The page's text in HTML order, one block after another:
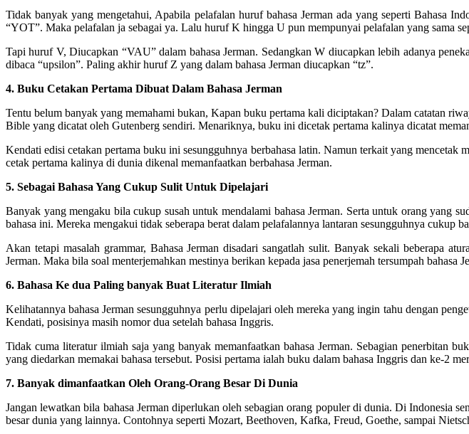
Tidak banyak yang mengetahui, Apabila pelafalan huruf bahasa Jerman ada yang seperti Bahasa
“YOT”. Maka pelafalan ja sebagai ya. Lalu huruf K hingga U pun mempunyai pelafalan yang sama
Tapi huruf V, Diucapkan “VAU” dalam bahasa Jerman. Sedangkan W diucapkan lebih adanya
dibaca “upsilon”. Paling akhir huruf Z yang dalam bahasa Jerman diucapkan “tz”.
4. Buku Cetakan Pertama Dibuat Dalam Bahasa Jerman
Tentu belum banyak yang memahami bukan, Kapan buku pertama kali diciptakan? Dalam catatan
Bible yang dicatat oleh Gutenberg sendiri. Menariknya, buku ini dicetak pertama kalinya dicatat
Kendati edisi cetakan pertama buku ini sesungguhnya berbahasa latin. Namun terkait yang
cetak pertama kalinya di dunia dikenal memanfaatkan berbahasa Jerman.
5. Sebagai Bahasa Yang Cukup Sulit Untuk Dipelajari
Banyak yang mengaku bila cukup susah untuk mendalami bahasa Jerman. Serta untuk orang yang
bahasa ini. Mereka mengakui tidak seberapa berat dalam pelafalannya lantaran sesungguhnya cukup
Akan tetapi masalah grammar, Bahasa Jerman disadari sangatlah sulit. Banyak sekali beberapa
Jerman. Maka bila soal menterjemahkan mestinya berikan kepada jasa penerjemah tersumpah
6. Bahasa Ke dua Paling banyak Buat Literatur Ilmiah
Kelihatannya bahasa Jerman sesungguhnya perlu dipelajari oleh mereka yang ingin tahu dengan
Kendati, posisinya masih nomor dua setelah bahasa Inggris.
Tidak cuma literatur ilmiah saja yang banyak memanfaatkan bahasa Jerman. Sebagian penerbitan
yang diedarkan memakai bahasa tersebut. Posisi pertama ialah buku dalam bahasa Inggris dan ke-2
7. Banyak dimanfaatkan Oleh Orang-Orang Besar Di Dunia
Jangan lewatkan bila bahasa Jerman diperlukan oleh sebagian orang populer di dunia. Di Indonesia
besar dunia yang lainnya. Contohnya seperti Mozart, Beethoven, Kafka, Freud, Goethe, sampai